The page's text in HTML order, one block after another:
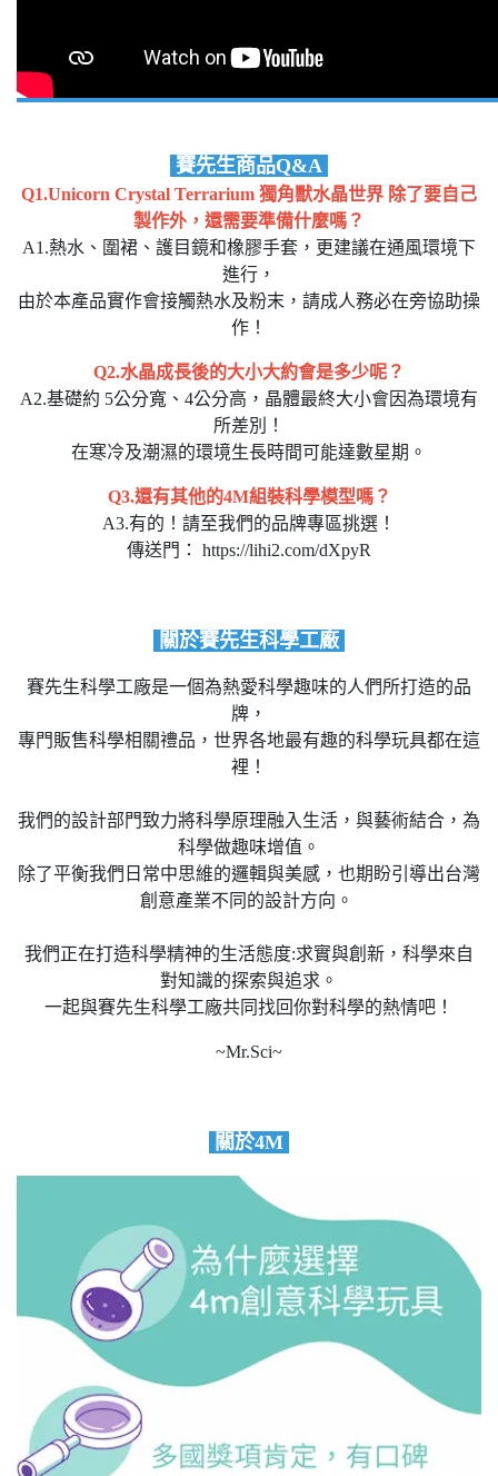
賽先生商品Q&A
Q1.Unicorn Crystal Terrarium 獨角獸水晶世界 除了要自己
製作外，還需要準備什麼嗎？
A1.熱水、圍裙、護目鏡和橡膠手套，更建議在通風環境下
進行，
由於本產品實作會接觸熱水及粉末，請成人務必在旁協助操
作！
Q2.水晶成長後的大小大約會是多少呢？
A2.基礎約 5公分寬、4公分高，晶體最終大小會因為環境有
所差別！
在寒冷及潮濕的環境生長時間可能達數星期。
Q3.還有其他的4M組裝科學模型嗎？
A3.有的！請至我們的品牌專區挑選！
傳送門： https://lihi2.com/dXpyR
關於賽先生科學工廠
賽先生科學工廠是一個為熱愛科學趣味的人們所打造的品
牌，
專門販售科學相關禮品，世界各地最有趣的科學玩具都在這
裡！
我們的設計部門致力將科學原理融入生活，與藝術結合，為
科學做趣味增值。
除了平衡我們日常中思維的邏輯與美感，也期盼引導出台灣
創意產業不同的設計方向。
我們正在打造科學精神的生活態度:求實與創新，科學來自
對知識的探索與追求。
一起與賽先生科學工廠共同找回你對科學的熱情吧！
~Mr.Sci~
關於4M